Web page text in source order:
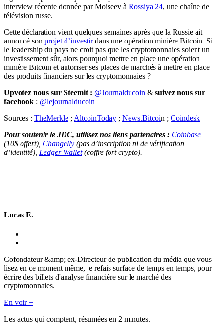
interview récente donnée par Moiseev à Rossiya 24, une chaîne de
télévision russe.
Cette déclaration vient quelques semaines après que la Russie ait
annoncé son projet d’investirdans une opération minière Bitcoin. Si
le leadership du pays ne croit pas que les cryptomonnaies soient un
investissement sûr, alors pourquoi mettre en place une opération
minière Bitcoin et autoriser ses places de marchés à mettre en place
des produits financiers sur les cryptomonnaies ?
Upvotez nous sur Steemit : @Journalducoin & suivez nous sur
facebook : @lejournalducoin
Sources : TheMerkle ; AltcoinToday ; News.Bitcoin ; Coindesk
Pour soutenir le JDC, utilisez nos liens partenaires : Coinbase
(10$ offert), Changelly (pas d’inscription ni de vérification
d’identité), Ledger Wallet(coffre fort crypto).
Lucas E.
Cofondateur &amp; ex-Directeur de publication du média que vous
lisez en ce moment même, je refais surface de temps en temps, pour
écrire des billets d'analyse financière sur le marché des
cryptomonnaies.
En voir +
Les actus qui comptent, résumées en 2 minutes.